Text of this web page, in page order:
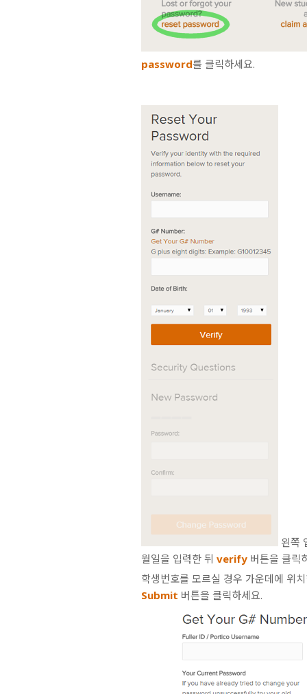
password를 클릭하세요.
왼쪽
월일을 입력한 뒤verify 버튼을 클릭
학생번호를 모르실 경우 가운데에 위
Submit 버튼을 클릭하세요.